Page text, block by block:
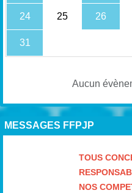
24 25 26
31
Aucun
MESSAGES FFPJP
TOUS
NOS